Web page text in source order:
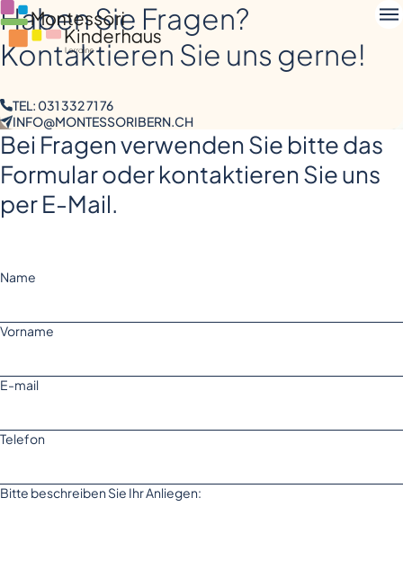
Haben Sie Fragen?
Kontaktieren Sie uns gerne!
TEL: 031 332 71 76
INFO@MONTESSORIBERN.CH
Bei Fragen verwenden Sie bitte das
Formular oder kontaktieren Sie uns
per E-Mail.
Name
Vorname
E-mail
Telefon
Bitte beschreiben Sie Ihr Anliegen: